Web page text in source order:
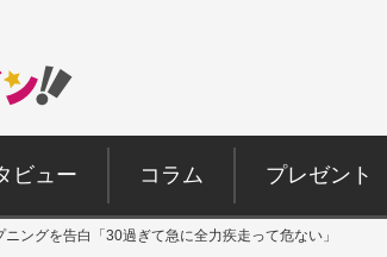
ビュー コラム プレゼント
ングを告白「30過ぎて急に全力疾走って危ない」